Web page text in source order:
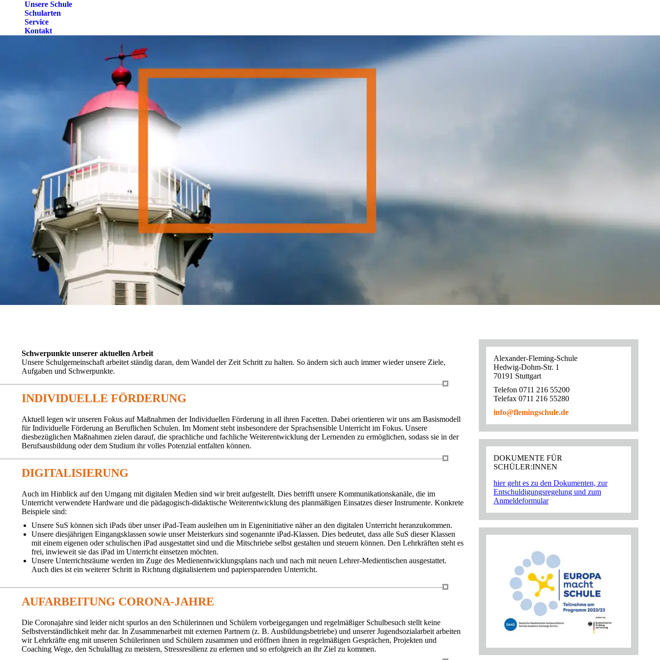
Unsere Schule
Schularten
Service
Kontakt
Schwerpunkte unserer aktuellen Arbeit
Unsere Schulgemeinschaft arbeitet ständig daran, dem Wandel der Zeit Schritt zu halten. So ändern sich auch immer wieder unsere Ziele,
Aufgaben und Schwerpunkte.
INDIVIDUELLE FÖRDERUNG
Aktuell legen wir unseren Fokus auf Maßnahmen der Individuellen Förderung in all ihren Facetten. Dabei orientieren wir uns am Basismodell
für Individuelle Förderung an Beruflichen Schulen. Im Moment steht insbesondere der Sprachsensible Unterricht im Fokus. Unsere
diesbezüglichen Maßnahmen zielen darauf, die sprachliche und fachliche Weiterentwicklung der Lernenden zu ermöglichen, sodass sie in der
Berufsausbildung oder dem Studium ihr volles Potenzial entfalten können.
DIGITALISIERUNG
Auch im Hinblick auf den Umgang mit digitalen Medien sind wir breit aufgestellt. Dies betrifft unsere Kommunikationskanäle, die im
Unterricht verwendete Hardware und die pädagogisch-didaktische Weiterentwicklung des planmäßigen Einsatzes dieser Instrumente. Konkrete
Beispiele sind:
Unsere SuS können sich iPads über unser iPad-Team ausleihen um in Eigeninitiative näher an den digitalen Unterricht heranzukommen.
Unsere diesjährigen Eingangsklassen sowie unser Meisterkurs sind sogenannte iPad-Klassen. Dies bedeutet, dass alle SuS dieser Klassen
mit einem eigenen oder schulischen iPad ausgestattet sind und die Mitschriebe selbst gestalten und steuern können. Den Lehrkräften steht es
frei, inwieweit sie das iPad im Unterricht einsetzen möchten.
Unsere Unterrichtsräume werden im Zuge des Medienentwicklungsplans nach und nach mit neuen Lehrer-Medientischen ausgestattet.
Auch dies ist ein weiterer Schritt in Richtung digitalisiertem und papiersparenden Unterricht.
AUFARBEITUNG CORONA-JAHRE
Die Coronajahre sind leider nicht spurlos an den Schülerinnen und Schülern vorbeigegangen und regelmäßiger Schulbesuch stellt keine
Selbstverständlichkeit mehr dar. In Zusammenarbeit mit externen Partnern (z. B. Ausbildungsbetriebe) und unserer Jugendsozialarbeit arbeiten
wir Lehrkräfte eng mit unseren Schülerinnen und Schülern zusammen und eröffnen ihnen in regelmäßigen Gesprächen, Projekten und
Coaching Wege, den Schulalltag zu meistern, Stressresilienz zu erlernen und so erfolgreich an ihr Ziel zu kommen.
Alexander-Fleming-Schule
Hedwig-Dohm-Str. 1
70191 Stuttgart
Telefon 0711 216 55200
Telefax 0711 216 55280
info@flemingschule.de
DOKUMENTE FÜR
SCHÜLER:INNEN
hier geht es zu den Dokumenten, zur
Entschuldigungsregelung und zum
Anmeldeformular